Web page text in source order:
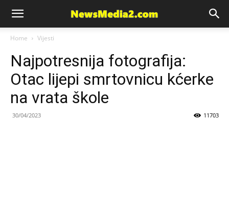
News
Media
Home Vijesti
Najpotresnija fotografija:
Otac lijepi smrtovnicu kćerke
na vrata škole
30/04/2023 11703